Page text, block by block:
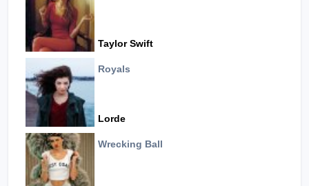
Taylor Swift
Royals
Lorde
Wrecking Ball